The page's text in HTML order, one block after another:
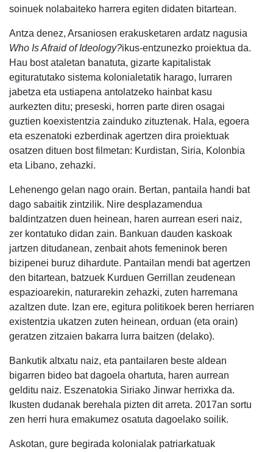
soinuek nolabaiteko harrera egiten didaten bitartean.
Antza denez, Arsaniosen erakusketaren ardatz nagusia
Who Is Afraid of Ideology?ikus-entzunezko proiektua da.
Hau bost ataletan banatuta, gizarte kapitalistak
egituratutako sistema kolonialetatik harago, lurraren
jabetza eta ustiapena antolatzeko hainbat kasu
aurkezten ditu; preseski, horren parte diren osagai
guztien koexistentzia zainduko zituztenak. Hala, egoera
eta eszenatoki ezberdinak agertzen dira proiektuak
osatzen dituen bost filmetan: Kurdistan, Siria, Kolonbia
eta Libano, zehazki.
Lehenengo gelan nago orain. Bertan, pantaila handi bat
dago sabaitik zintzilik. Nire desplazamendua
baldintzatzen duen heinean, haren aurrean eseri naiz,
zer kontatuko didan zain. Bankuan dauden kaskoak
jartzen ditudanean, zenbait ahots femeninok beren
bizipenei buruz dihardute. Pantailan mendi bat agertzen
den bitartean, batzuek Kurduen Gerrillan zeudenean
espazioarekin, naturarekin zehazki, zuten harremana
azaltzen dute. Izan ere, egitura politikoek beren herriaren
existentzia ukatzen zuten heinean, orduan (eta orain)
geratzen zitzaien bakarra lurra baitzen (delako).
Bankutik altxatu naiz, eta pantailaren beste aldean
bigarren bideo bat dagoela ohartuta, haren aurrean
gelditu naiz. Eszenatokia Siriako Jinwar herrixka da.
Ikusten dudanak berehala pizten dit arreta. 2017an sortu
zen herri hura emakumez osatuta dagoelako soilik.
Askotan, gure begirada kolonialak patriarkatuak